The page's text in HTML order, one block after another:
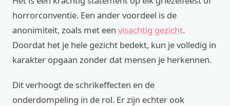
horrorconventie. Een ander voordeel is de
anonimiteit, zoals met een visachtig gezicht.
Doordat het je hele gezicht bedekt, kun je volledig in
karakter opgaan zonder dat mensen je herkennen.
Dit verhoogt de schrikeffecten en de
onderdompeling in de rol. Er zijn echter ook